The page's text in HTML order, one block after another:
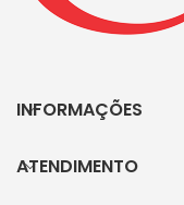
INFORMAÇÕES
ATENDIMENTO